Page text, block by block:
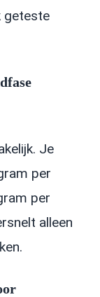
geteste
Je
per
per
alleen